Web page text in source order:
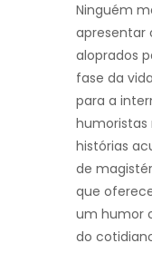
Ninguém
apresentar
aloprados
fase da
para a
humoristas
histórias
de
que
um humor
do